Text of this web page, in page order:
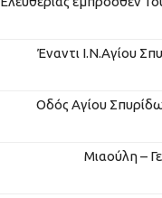
Έναντι Ι.Ν.Αγίου
Οδός Αγίου
Μιαούλη –